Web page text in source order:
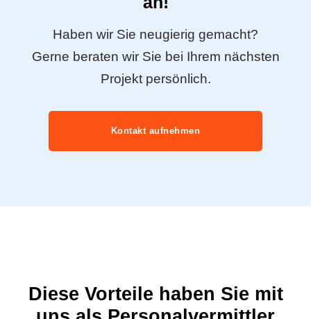
Haben wir Sie neugierig gemacht?
Gerne beraten wir Sie bei Ihrem nächsten
Projekt persönlich.
Kontakt aufnehmen
Diese Vorteile haben Sie mit